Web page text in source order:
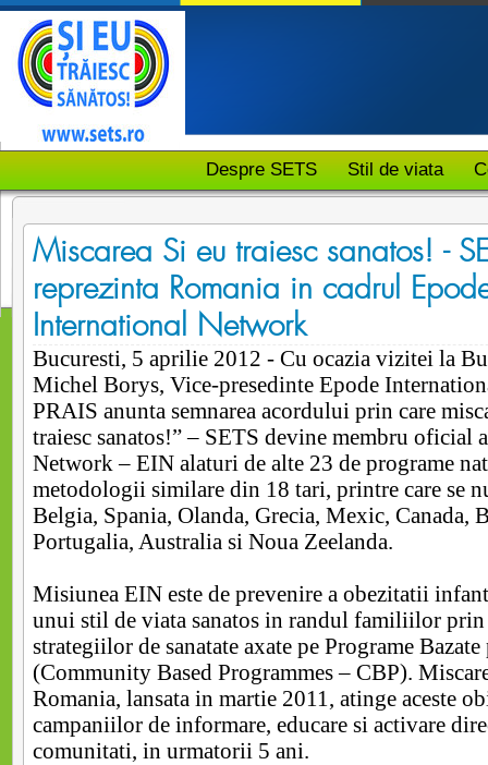
Despre SETS Stil de viata
Miscarea Si eu traiesc sanatos! -
reprezinta Romania in cadrul
International Network
Bucuresti, 5 aprilie 2012 - Cu ocazia vizitei la
Michel Borys, Vice-presedinte Epode
PRAIS anunta semnarea acordului prin care
traiesc sanatos!” – SETS devine membru oficial
Network – EIN alaturi de alte 23 de programe
metodologii similare din 18 tari, printre care se
Belgia, Spania, Olanda, Grecia, Mexic, Canada,
Portugalia, Australia si Noua Zeelanda.
Misiunea EIN este de prevenire a obezitatii
unui stil de viata sanatos in randul familiilor prin
strategiilor de sanatate axate pe Programe
(Community Based Programmes – CBP).
Romania, lansata in martie 2011, atinge aceste
campaniilor de informare, educare si activare
comunitati, in urmatorii 5 ani.